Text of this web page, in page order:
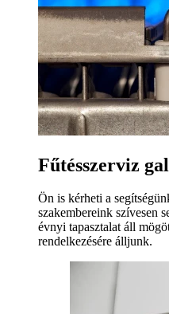
Fűtésszerviz
Ön is kérheti a
szakembereink szívesen
évnyi tapasztalat áll
rendelkezésére álljunk.